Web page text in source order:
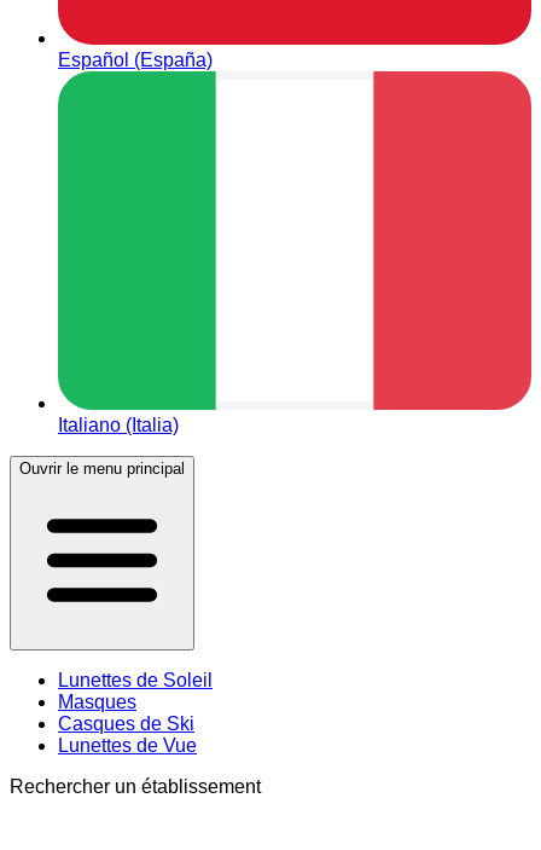
Español (España)
Italiano (Italia)
Ouvrir le menu principal
Lunettes de Soleil
Masques
Casques de Ski
Lunettes de Vue
Rechercher un établissement